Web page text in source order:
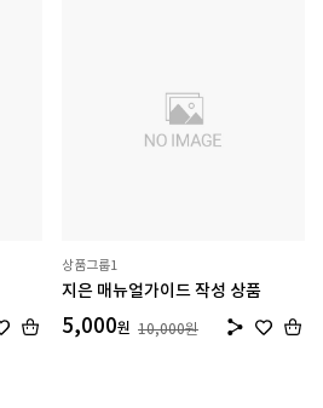
상품그룹1
지은 매뉴얼가이드 작성 상품
5,000원 10,000원